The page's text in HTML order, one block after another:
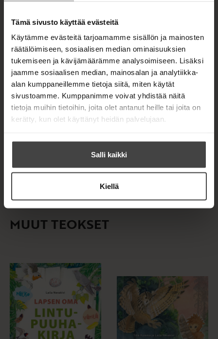
Tämä sivusto käyttää evästeitä
Käytämme evästeitä tarjoamamme sisällön ja mainosten
räätälöimiseen, sosiaalisen median ominaisuuksien
tukemiseen ja kävijämäärämme analysoimiseen. Lisäksi
jaamme sosiaalisen median, mainosalan ja analytiikka-
alan kumppaneillemme tietoja siitä, miten käytät
sivustoamme. Kumppanimme voivat yhdistää näitä
tietoja muihin tietoihin, joita olet antanut heille tai joita on
kerätty, kun olet käyttänyt heidän palvelujaan.
Salli kaikki
Kiellä
u
e
a
a
u
u
t
e
e
n
v
ä
i
e
h
e
u
e
a
a
u
u
e
e
n
ä
l
t
e
LAILA NEVAKIVI
Laila Nevakivion helsinkiläinen palkittu kuvittaja,
joka tunnetaan luonto- ja satukuvistaan. Hän on
kuvittanut yli 20 lastenkirjaa.
MUUT TEOKSET